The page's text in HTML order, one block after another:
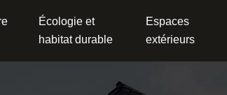
Écologie et
habitat durable
Espaces
extérieurs